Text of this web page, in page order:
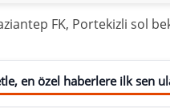
FK, Portekizli sol
en özel haberlere ilk sen